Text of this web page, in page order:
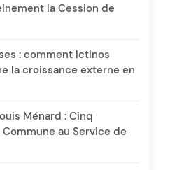
la Cession de
: comment Ictinos
la croissance externe en
Ménard : Cinq
au Service de